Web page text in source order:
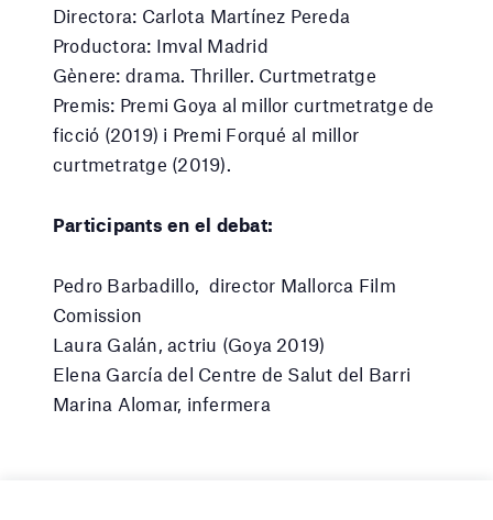
Directora: Carlota Martínez Pereda
Productora: Imval Madrid
Gènere: drama. Thriller. Curtmetratge
Premis: Premi Goya al millor curtmetratge de
ficció (2019) i Premi Forqué al millor
curtmetratge (2019).
Participants en el debat:
Pedro Barbadillo, director Mallorca Film
Comission
Laura Galán, actriu (Goya 2019)
Elena García del Centre de Salut del Barri
Marina Alomar, infermera